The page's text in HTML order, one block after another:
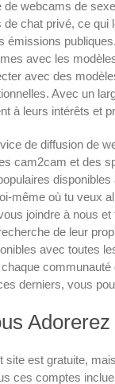
de webcams de
chat privé, ce
émissions
avec les
avec des
Avec un
à leurs intérêts et
de diffusion de
cam2cam et des
même où tu veux
joindre à nous
de leur
avec toutes
derniers, vous
site est gratuite,
ces comptes